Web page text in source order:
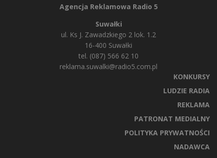
Agencja Reklamowa Radio 5
Suwałki
ul. Ks J. Zawadzkiego 2 lok. 1.2
16-400 Suwałki
tel. (087) 566 62 10
reklama.suwalki@radio5.com.pl
KONKURSY
LUDZIE RADIA
REKLAMA
PATRONAT MEDIALNY
POLITYKA PRYWATNOŚCI
NADAWCA